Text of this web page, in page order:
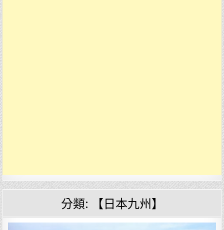
分類: 【日本九州】